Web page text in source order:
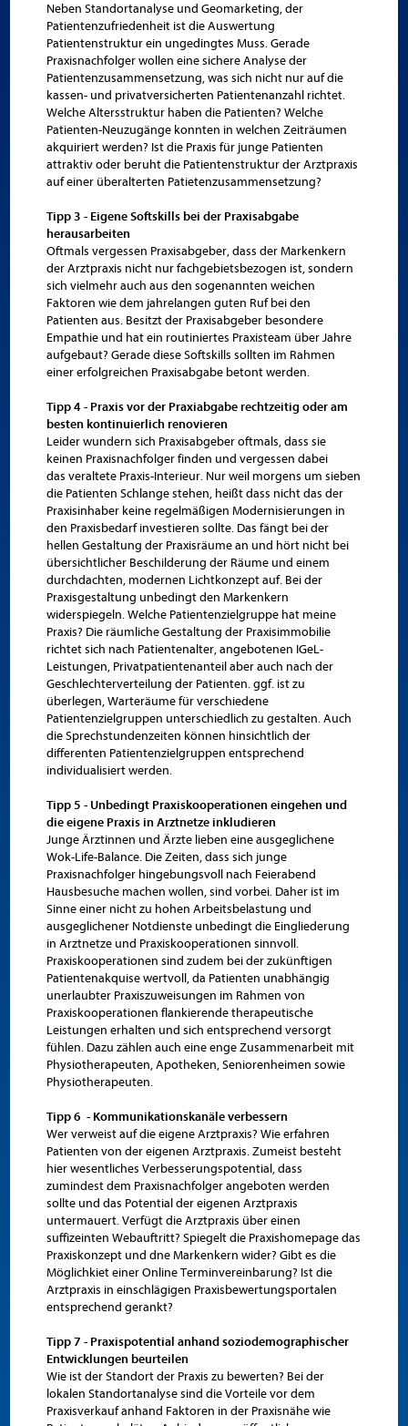
Neben Standortanalyse und Geomarketing, der
Patientenzufriedenheit ist die Auswertung
Patientenstruktur ein ungedingtes Muss. Gerade
Praxisnachfolger wollen eine sichere Analyse der
Patientenzusammensetzung, was sich nicht nur auf die
kassen- und privatversicherten Patientenanzahl richtet.
Welche Altersstruktur haben die Patienten? Welche
Patienten-Neuzugänge konnten in welchen Zeiträumen
akquiriert werden? Ist die Praxis für junge Patienten
attraktiv oder beruht die Patientenstruktur der Arztpraxis
auf einer überalterten Patietenzusammensetzung?
Tipp 3 - Eigene Softskills bei der Praxisabgabe
herausarbeiten
Oftmals vergessen Praxisabgeber, dass der Markenkern
der Arztpraxis nicht nur fachgebietsbezogen ist, sondern
sich vielmehr auch aus den sogenannten weichen
Faktoren wie dem jahrelangen guten Ruf bei den
Patienten aus. Besitzt der Praxisabgeber besondere
Empathie und hat ein routiniertes Praxisteam über Jahre
aufgebaut? Gerade diese Softskills sollten im Rahmen
einer erfolgreichen Praxisabgabe betont werden.
Tipp 4 - Praxis vor der Praxiabgabe rechtzeitig oder am
besten kontinuierlich renovieren
Leider wundern sich Praxisabgeber oftmals, dass sie
keinen Praxisnachfolger finden und vergessen dabei
das veraltete Praxis-Interieur. Nur weil morgens um sieben
die Patienten Schlange stehen, heißt dass nicht das der
Praxisinhaber keine regelmäßigen Modernisierungen in
den Praxisbedarf investieren sollte. Das fängt bei der
hellen Gestaltung der Praxisräume an und hört nicht bei
übersichtlicher Beschilderung der Räume und einem
durchdachten, modernen Lichtkonzept auf. Bei der
Praxisgestaltung unbedingt den Markenkern
widerspiegeln. Welche Patientenzielgruppe hat meine
Praxis? Die räumliche Gestaltung der Praxisimmobilie
richtet sich nach Patientenalter, angebotenen IGeL-
Leistungen, Privatpatientenanteil aber auch nach der
Geschlechterverteilung der Patienten. ggf. ist zu
überlegen, Warteräume für verschiedene
Patientenzielgruppen unterschiedlich zu gestalten. Auch
die Sprechstundenzeiten können hinsichtlich der
differenten Patientenzielgruppen entsprechend
individualisiert werden.
Tipp 5 - Unbedingt Praxiskooperationen eingehen und
die eigene Praxis in Arztnetze inkludieren
Junge Ärztinnen und Ärzte lieben eine ausgeglichene
Wok-Life-Balance. Die Zeiten, dass sich junge
Praxisnachfolger hingebungsvoll nach Feierabend
Hausbesuche machen wollen, sind vorbei. Daher ist im
Sinne einer nicht zu hohen Arbeitsbelastung und
ausgeglichener Notdienste unbedingt die Eingliederung
in Arztnetze und Praxiskooperationen sinnvoll.
Praxiskooperationen sind zudem bei der zukünftigen
Patientenakquise wertvoll, da Patienten unabhängig
unerlaubter Praxiszuweisungen im Rahmen von
Praxiskooperationen flankierende therapeutische
Leistungen erhalten und sich entsprechend versorgt
fühlen. Dazu zählen auch eine enge Zusammenarbeit mit
Physiotherapeuten, Apotheken, Seniorenheimen sowie
Physiotherapeuten.
Tipp 6 - Kommunikationskanäle verbessern
Wer verweist auf die eigene Arztpraxis? Wie erfahren
Patienten von der eigenen Arztpraxis. Zumeist besteht
hier wesentliches Verbesserungspotential, dass
zumindest dem Praxisnachfolger angeboten werden
sollte und das Potential der eigenen Arztpraxis
untermauert. Verfügt die Arztpraxis über einen
suffizeinten Webauftritt? Spiegelt die Praxishomepage das
Praxiskonzept und dne Markenkern wider? Gibt es die
Möglichkiet einer Online Terminvereinbarung? Ist die
Arztpraxis in einschlägigen Praxisbewertungsportalen
entsprechend gerankt?
Tipp 7 - Praxispotential anhand soziodemographischer
Entwicklungen beurteilen
Wie ist der Standort der Praxis zu bewerten? Bei der
lokalen Standortanalyse sind die Vorteile vor dem
Praxisverkauf anhand Faktoren in der Praxisnähe wie